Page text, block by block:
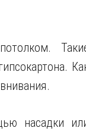
насадки